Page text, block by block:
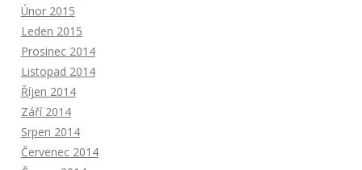
Únor 2015
Leden 2015
Prosinec 2014
Listopad 2014
Říjen 2014
Září 2014
Srpen 2014
Červenec 2014